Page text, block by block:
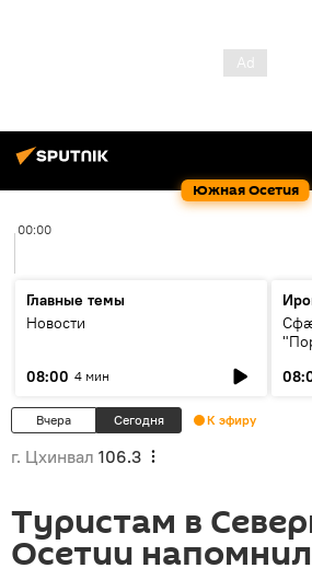
Южная Осетия
00:00
Главные темы
Новости
08:00 4 мин
Вчера Сегодня К эфиру
г. Цхинвал 106.3
Туристам в
Осетии